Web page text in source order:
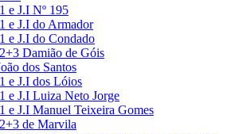
e J.I Nº 195
e J.I do Armador
e J.I do Condado
Damião de Góis
dos Santos
e J.I dos Lóios
e J.I Luiza Neto Jorge
e J.I Manuel Teixeira Gomes
de Marvila